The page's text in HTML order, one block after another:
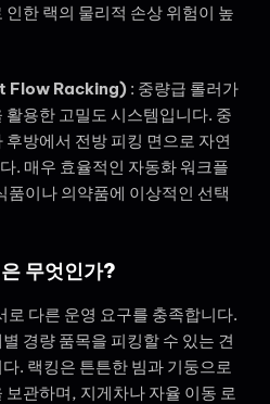
한 랙의 물리적 손상 위험이 높
Flow Racking) : 중량급 롤러가
용한 고밀도 시스템입니다. 중
방에서 전방 피킹 면으로 자연
. 매우 효율적인 자동화 워크플
품이나 의약품에 이상적인 선택
무엇인가?
로 다른 운영 요구를 충족합니다.
경량 품목을 피킹할 수 있는 견
. 랙킹은 튼튼한 빔과 기둥으로
관하며, 지게차나 자율 이동 로